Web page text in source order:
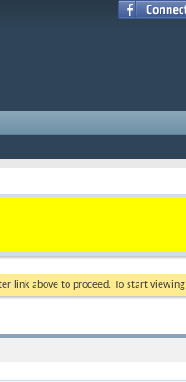
link above to proceed. To start